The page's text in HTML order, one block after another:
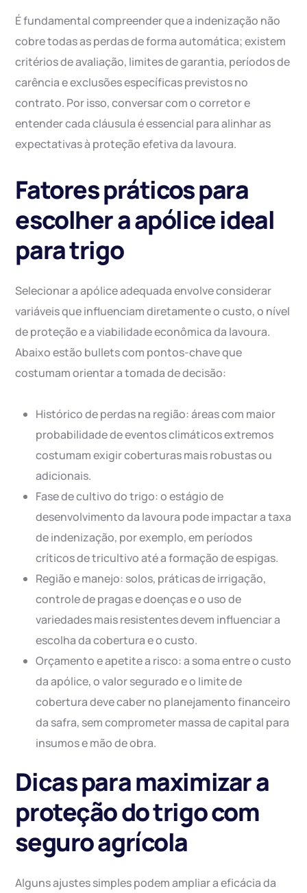
É fundamental compreender que a indenização não
cobre todas as perdas de forma automática; existem
critérios de avaliação, limites de garantia, períodos de
carência e exclusões específicas previstos no
contrato. Por isso, conversar com o corretor e
entender cada cláusula é essencial para alinhar as
expectativas à proteção efetiva da lavoura.
Fatores práticos para
escolher a apólice ideal
para trigo
Selecionar a apólice adequada envolve considerar
variáveis que influenciam diretamente o custo, o nível
de proteção e a viabilidade econômica da lavoura.
Abaixo estão bullets com pontos-chave que
costumam orientar a tomada de decisão:
Histórico de perdas na região: áreas com maior
probabilidade de eventos climáticos extremos
costumam exigir coberturas mais robustas ou
adicionais.
Fase de cultivo do trigo: o estágio de
desenvolvimento da lavoura pode impactar a taxa
de indenização, por exemplo, em períodos
críticos de tricultivo até a formação de espigas.
Região e manejo: solos, práticas de irrigação,
controle de pragas e doenças e o uso de
variedades mais resistentes devem influenciar a
escolha da cobertura e o custo.
Orçamento e apetite a risco: a soma entre o custo
da apólice, o valor segurado e o limite de
cobertura deve caber no planejamento financeiro
da safra, sem comprometer massa de capital para
insumos e mão de obra.
Dicas para maximizar a
proteção do trigo com
seguro agrícola
Alguns ajustes simples podem ampliar a eficácia da